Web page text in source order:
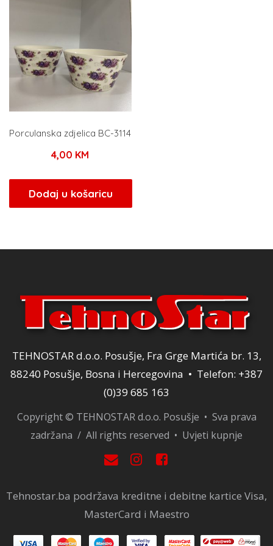
Porculanska zdjelica BC-3114
4,00 KM
Dodaj u košaricu
TEHNOSTAR d.o.o. Posušje, Fra Grge Martića br. 13,
88240 Posušje, Bosna i Hercegovina • Telefon: +387
(0)39 685 163
Copyright © TEHNOSTAR d.o.o. Posušje • Sva prava
zadržana / All rights reserved • Uvjeti kupnje
Tehnostar.ba podržava kreditne i debitne kartice Visa,
MasterCard i Maestro